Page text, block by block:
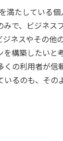
たしている
で、ビジネス
ネスやその他
構築したいと
の利用者が信
るのも、その